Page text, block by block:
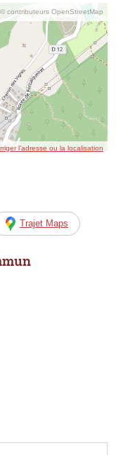
© contributeurs OpenStreetMap
l’adresse ou la localisation
Trajet Maps